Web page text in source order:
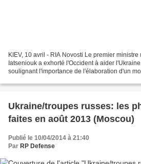
KIEV, 10 avril - RIA Novosti Le premier
Iatseniouk a exhorté l'Occident à aider
soulignant l'importance de l'élaboration d'un
Ukraine/troupes russes: les
faites en août 2013 (Moscou)
Publié le 10/04/2014 à 21:40
Par RP Defense